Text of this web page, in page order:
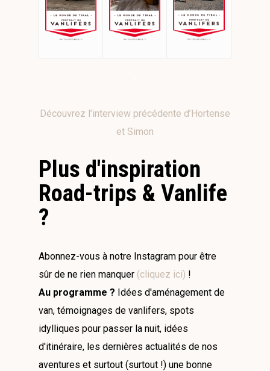
Découvrez l’interview précédente d’Hortense
et Simon
Plus d'inspiration
Road-trips & Vanlife
?
Abonnez-vous à notre Instagram pour être
sûr de ne rien manquer (cliquez ici) !
Au programme ? Idées d'aménagement de
van, témoignages de vanlifers, spots
idylliques pour passer la nuit, idées
d'itinéraire, les dernières actualités de nos
aventures et surtout (surtout !) une bonne